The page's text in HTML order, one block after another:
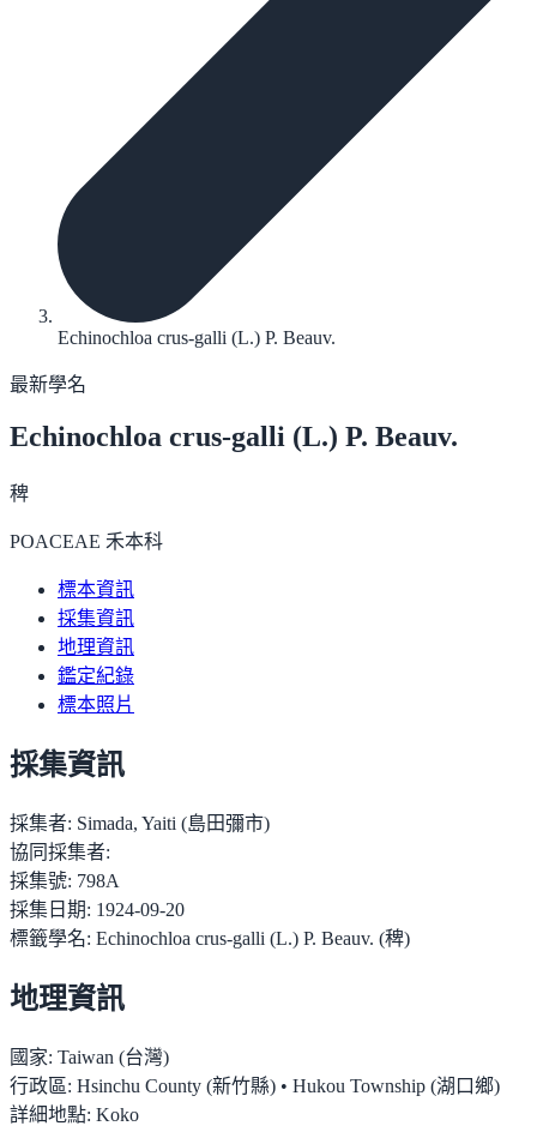
Echinochloa crus-galli (L.) P. Beauv.
最新學名
Echinochloa crus-galli (L.) P. Beauv.
稗
POACEAE 禾本科
標本資訊
採集資訊
地理資訊
鑑定紀錄
標本照片
採集資訊
採集者: Simada, Yaiti (島田彌市)
協同採集者:
採集號: 798A
採集日期: 1924-09-20
標籤學名: Echinochloa crus-galli (L.) P. Beauv. (稗)
地理資訊
國家: Taiwan (台灣)
行政區: Hsinchu County (新竹縣) • Hukou Township (湖口鄉)
詳細地點: Koko